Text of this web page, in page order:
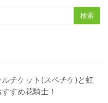
ルチケット(スペチケ)と虹
すめ花騎士！